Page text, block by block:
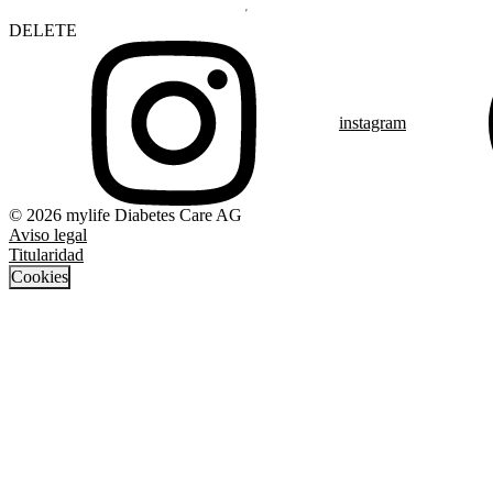
DELETE
instagram
© 2026 mylife Diabetes Care AG
Aviso legal
Titularidad
Cookies